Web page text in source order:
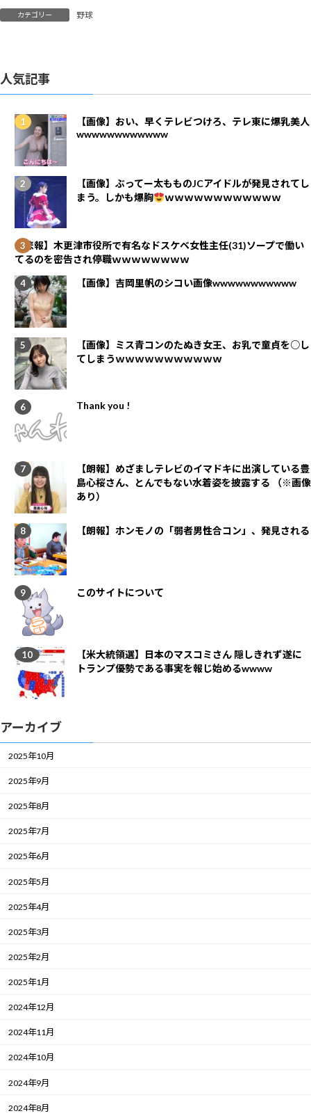
カテゴリー 野球
人気記事
【画像】おい、早くテレビつけろ、テレ東に爆乳美人
wwwwwwwwwwww
【画像】ぶってー太もものJCアイドルが発見されてし
まう。しかも爆胸
ｗｗｗｗｗｗｗｗｗｗｗｗ
【悲報】木更津市役所で有名なドスケベ女性主任(31)ソープで働い
てるのを密告され停職ｗｗｗｗｗｗｗｗ
【画像】吉岡里帆のシコい画像wwwwwwwwwww
【画像】ミス青コンのたぬき女王、お乳で童貞を○し
てしまうｗｗｗｗｗｗｗｗｗｗｗ
Thank you !
【朗報】めざましテレビのイマドキに出演している豊
島心桜さん、とんでもない水着姿を披露する （※画像
あり）
【朗報】ホンモノの「弱者男性合コン」、発見される
このサイトについて
【米大統領選】日本のマスコミさん 隠しきれず遂に
トランプ優勢である事実を報じ始めるwwww
アーカイブ
2025年10月
2025年9月
2025年8月
2025年7月
2025年6月
2025年5月
2025年4月
2025年3月
2025年2月
2025年1月
2024年12月
2024年11月
2024年10月
2024年9月
2024年8月